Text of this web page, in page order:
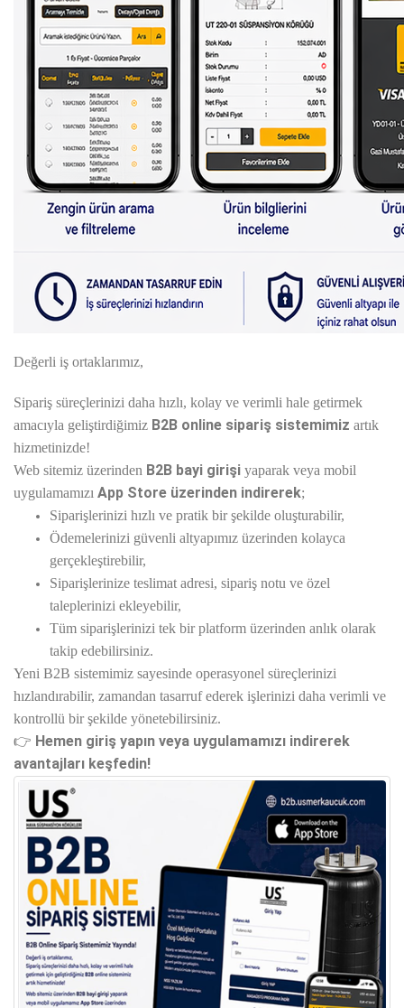
Değerli iş ortaklarımız,
Sipariş süreçlerinizi daha hızlı, kolay ve verimli hale getirmek
amacıyla geliştirdiğimiz B2B online sipariş sistemimiz artık
hizmetinizde!
Web sitemiz üzerinden B2B bayi girişi yaparak veya mobil
uygulamamızı App Store üzerinden indirerek;
Siparişlerinizi hızlı ve pratik bir şekilde oluşturabilir,
Ödemelerinizi güvenli altyapımız üzerinden kolayca
gerçekleştirebilir,
Siparişlerinize teslimat adresi, sipariş notu ve özel
taleplerinizi ekleyebilir,
Tüm siparişlerinizi tek bir platform üzerinden anlık olarak
takip edebilirsiniz.
Yeni B2B sistemimiz sayesinde operasyonel süreçlerinizi
hızlandırabilir, zamandan tasarruf ederek işlerinizi daha verimli ve
kontrollü bir şekilde yönetebilirsiniz.
👉 Hemen giriş yapın veya uygulamamızı indirerek
avantajları keşfedin!